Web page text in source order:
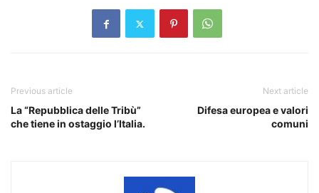
Previous article
La “Repubblica delle Tribù”
che tiene in ostaggio l’Italia.
Next article
Difesa europea e valori
comuni